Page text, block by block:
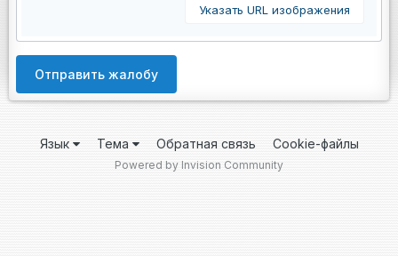
Указать URL изображения
Отправить жалобу
Язык Тема Обратная связь Cookie-файлы
Powered by Invision Community